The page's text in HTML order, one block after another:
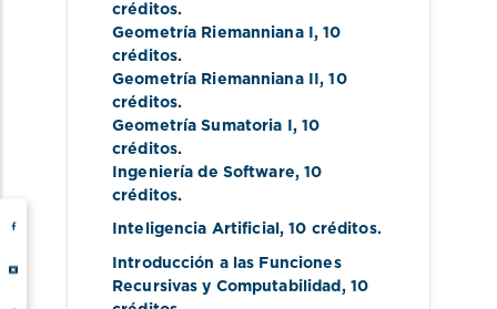
créditos.
Geometría Riemanniana I, 10
créditos.
Geometría Riemanniana II, 10
créditos.
Geometría Sumatoria I , 10
créditos.
Ingeniería de Software, 10
créditos.
Inteligencia Artificial, 10 créditos.
Introducción a las Funciones
Recursivas y Computabilidad , 10